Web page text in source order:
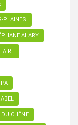
PLAINES
ALARY
CHÊNE